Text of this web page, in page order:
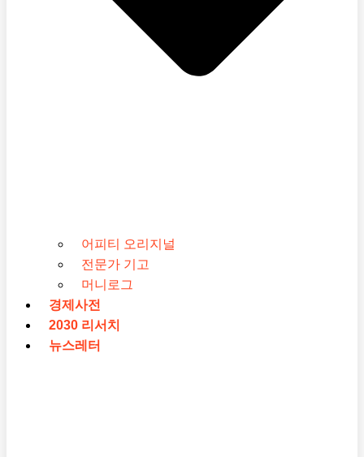
어피티 오리지널
전문가 기고
머니로그
경제사전
2030 리서치
뉴스레터